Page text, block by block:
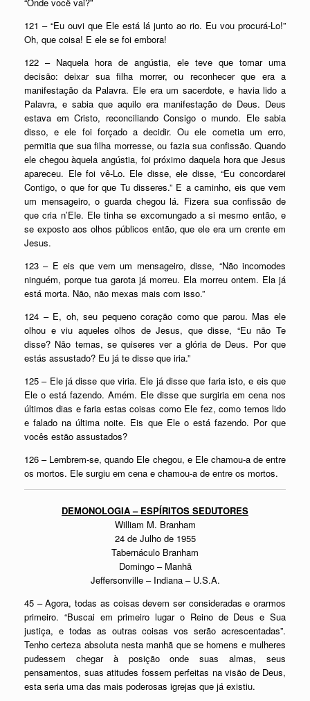
“Onde você vai?”
121 – “Eu ouvi que Ele está lá junto ao rio. Eu vou procurá-Lo!”
Oh, que coisa! E ele se foi embora!
122 – Naquela hora de angústia, ele teve que tomar uma
decisão: deixar sua filha morrer, ou reconhecer que era a
manifestação da Palavra. Ele era um sacerdote, e havia lido a
Palavra, e sabia que aquilo era manifestação de Deus. Deus
estava em Cristo, reconciliando Consigo o mundo. Ele sabia
disso, e ele foi forçado a decidir. Ou ele cometia um erro,
permitia que sua filha morresse, ou fazia sua confissão. Quando
ele chegou àquela angústia, foi próximo daquela hora que Jesus
apareceu. Ele foi vê-Lo. Ele disse, ele disse, “Eu concordarei
Contigo, o que for que Tu disseres.” E a caminho, eis que vem
um mensageiro, o guarda chegou lá. Fizera sua confissão de
que cria n’Ele. Ele tinha se excomungado a si mesmo então, e
se exposto aos olhos públicos então, que ele era um crente em
Jesus.
123 – E eis que vem um mensageiro, disse, “Não incomodes
ninguém, porque tua garota já morreu. Ela morreu ontem. Ela já
está morta. Não, não mexas mais com isso.”
124 – E, oh, seu pequeno coração como que parou. Mas ele
olhou e viu aqueles olhos de Jesus, que disse, “Eu não Te
disse? Não temas, se quiseres ver a glória de Deus. Por que
estás assustado? Eu já te disse que iria.”
125 – Ele já disse que viria. Ele já disse que faria isto, e eis que
Ele o está fazendo. Amém. Ele disse que surgiria em cena nos
últimos dias e faria estas coisas como Ele fez, como temos lido
e falado na última noite. Eis que Ele o está fazendo. Por que
vocês estão assustados?
126 – Lembrem-se, quando Ele chegou, e Ele chamou-a de entre
os mortos. Ele surgiu em cena e chamou-a de entre os mortos.
DEMONOLOGIA – ESPÍRITOS SEDUTORES
William M. Branham
24 de Julho de 1955
Tabernáculo Branham
Domingo – Manhã
Jeffersonville – Indiana – U.S.A.
45 – Agora, todas as coisas devem ser consideradas e orarmos
primeiro. “Buscai em primeiro lugar o Reino de Deus e Sua
justiça, e todas as outras coisas vos serão acrescentadas”.
Tenho certeza absoluta nesta manhã que se homens e mulheres
pudessem chegar à posição onde suas almas, seus
pensamentos, suas atitudes fossem perfeitas na visão de Deus,
esta seria uma das mais poderosas igrejas que já existiu.